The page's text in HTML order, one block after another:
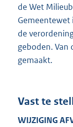
de Wet
Gemeentewet
de
geboden. Van
gemaakt.
Vast te
WIJZIGING